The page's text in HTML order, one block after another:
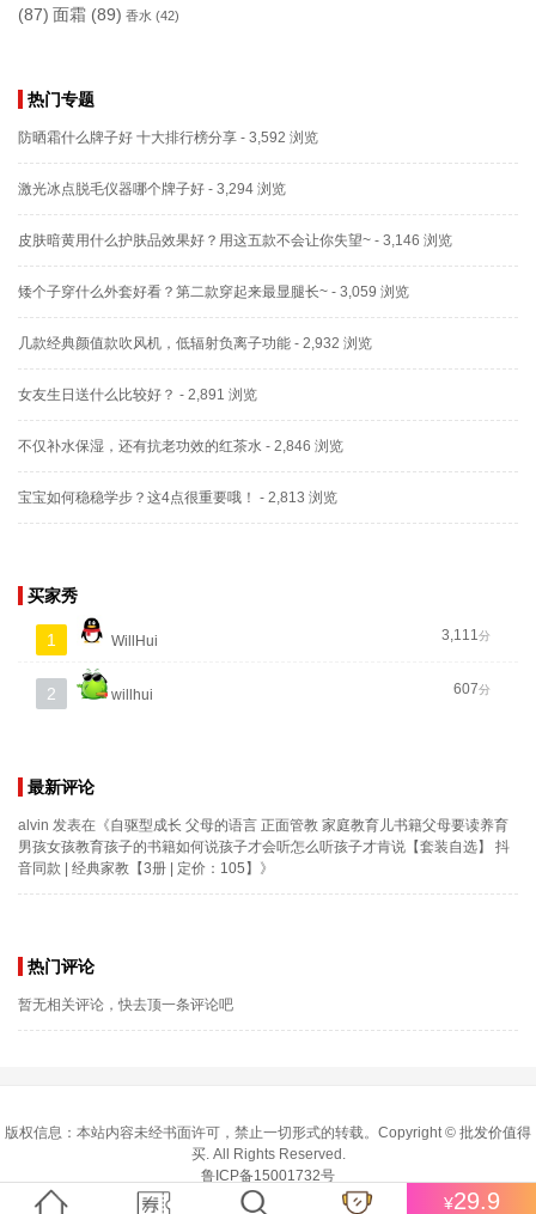
(87) 面霜 (89) 香水 (42)
热门专题
防晒霜什么牌子好 十大排行榜分享 - 3,592 浏览
激光冰点脱毛仪器哪个牌子好 - 3,294 浏览
皮肤暗黄用什么护肤品效果好？用这五款不会让你失望~ - 3,146 浏览
矮个子穿什么外套好看？第二款穿起来最显腿长~ - 3,059 浏览
几款经典颜值款吹风机，低辐射负离子功能 - 2,932 浏览
女友生日送什么比较好？ - 2,891 浏览
不仅补水保湿，还有抗老功效的红茶水 - 2,846 浏览
宝宝如何稳稳学步？这4点很重要哦！ - 2,813 浏览
买家秀
1 WillHui 3,111分
2 willhui 607分
最新评论
alvin 发表在《自驱型成长 父母的语言 正面管教 家庭教育儿书籍父母要读养育
男孩女孩教育孩子的书籍如何说孩子才会听怎么听孩子才肯说【套装自选】 抖
音同款 | 经典家教【3册 | 定价：105】 》
热门评论
暂无相关评论，快去顶一条评论吧
版权信息：本站内容未经书面许可，禁止一切形式的转载。Copyright © 批发价值得
买. All Rights Reserved.
鲁ICP备15001732号
¥29.9